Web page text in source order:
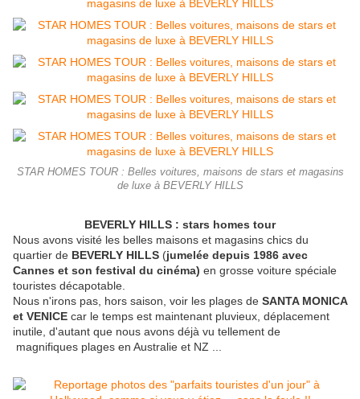
STAR HOMES TOUR : Belles voitures, maisons de stars et magasins
de luxe à BEVERLY HILLS
BEVERLY HILLS : stars homes tour
Nous avons visité les belles maisons et magasins chics du
quartier de BEVERLY HILLS (jumelée depuis 1986 avec
Cannes et son festival du cinéma) en grosse voiture spéciale
touristes décapotable.
Nous n'irons pas, hors saison, voir les plages de SANTA MONICA
et VENICE car le temps est maintenant pluvieux, déplacement
inutile, d'autant que nous avons déjà vu tellement de
magnifiques plages en Australie et NZ ...